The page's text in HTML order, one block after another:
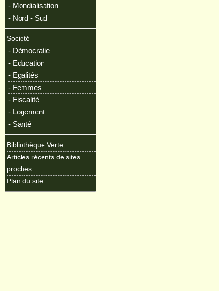
- Mondialisation
- Nord - Sud
Société
- Démocratie
- Education
- Egalités
- Femmes
- Fiscalité
- Logement
- Santé
Bibliothèque Verte
Articles récents de sites
proches
Plan du site